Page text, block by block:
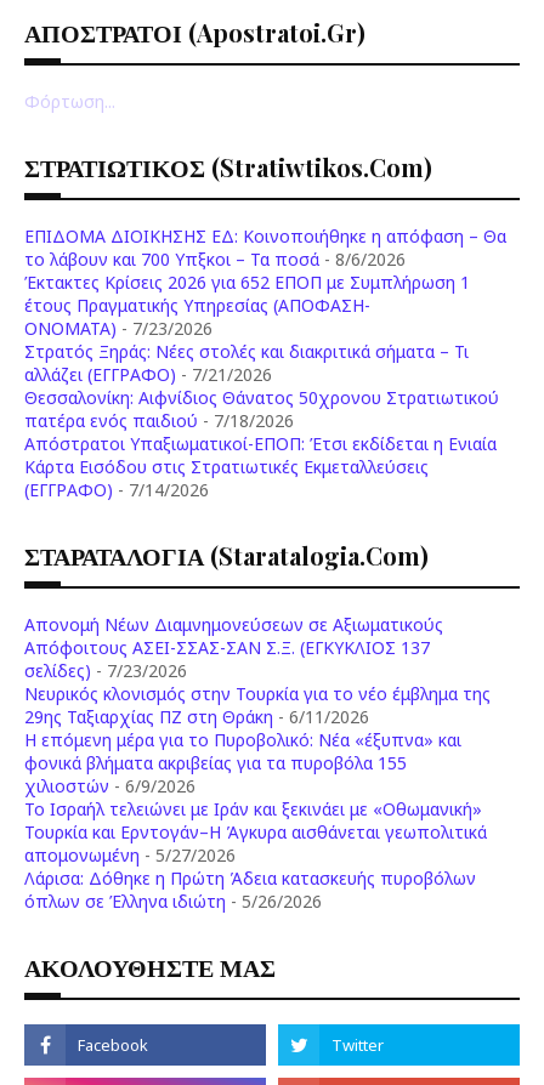
ΑΠΟΣΤΡΑΤΟΙ (apostratoi.gr)
Φόρτωση...
ΣΤΡΑΤΙΩΤΙΚΟΣ (stratiwtikos.com)
ΕΠΙΔΟΜΑ ΔΙΟΙΚΗΣΗΣ ΕΔ: Κοινοποιήθηκε η απόφαση – Θα
το λάβουν και 700 Υπξκοι – Τα ποσά - 8/6/2026
Έκτακτες Κρίσεις 2026 για 652 ΕΠΟΠ με Συμπλήρωση 1
έτους Πραγματικής Υπηρεσίας (ΑΠΟΦΑΣΗ-
ONOMATA) - 7/23/2026
Στρατός Ξηράς: Νέες στολές και διακριτικά σήματα – Τι
αλλάζει (ΕΓΓΡΑΦΟ) - 7/21/2026
Θεσσαλονίκη: Αιφνίδιος Θάνατος 50χρονου Στρατιωτικού
πατέρα ενός παιδιού - 7/18/2026
Απόστρατοι Υπαξιωματικοί-ΕΠΟΠ: Έτσι εκδίδεται η Ενιαία
Κάρτα Εισόδου στις Στρατιωτικές Εκμεταλλεύσεις
(ΕΓΓΡΑΦΟ) - 7/14/2026
ΣΤΑΡΑΤΑΛΟΓΙΑ (staratalogia.com)
Απονομή Νέων Διαμνημονεύσεων σε Αξιωματικούς
Απόφοιτους ΑΣΕΙ-ΣΣΑΣ-ΣΑΝ Σ.Ξ. (ΕΓΚΥΚΛΙΟΣ 137
σελίδες) - 7/23/2026
Νευρικός κλονισμός στην Τουρκία για το νέο έμβλημα της
29ης Ταξιαρχίας ΠΖ στη Θράκη - 6/11/2026
Η επόμενη μέρα για το Πυροβολικό: Νέα «έξυπνα» και
φονικά βλήματα ακριβείας για τα πυροβόλα 155
χιλιοστών - 6/9/2026
Το Ισραήλ τελειώνει με Ιράν και ξεκινάει με «Οθωμανική»
Τουρκία και Ερντογάν–Η Άγκυρα αισθάνεται γεωπολιτικά
απομονωμένη - 5/27/2026
Λάρισα: Δόθηκε η Πρώτη Άδεια κατασκευής πυροβόλων
όπλων σε Έλληνα ιδιώτη - 5/26/2026
ΑΚΟΛΟΥΘΗΣΤΕ ΜΑΣ